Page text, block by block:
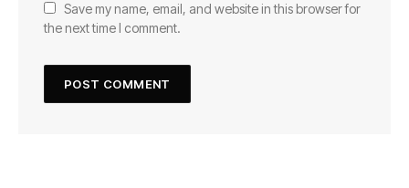
Save my name, email, and website in this browser for
the next time I comment.